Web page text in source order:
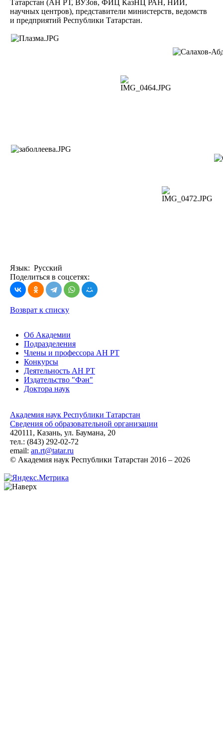
Татарстан (АН РТ, ВУЗов, ФИЦ КазНЦ РАН, НИИ,
научных центров), представители министерств, ведомств
и предприятий Республики Татарстан.
Язык: Русский
Поделиться в соцсетях:
Возврат к списку
Об Академии
Подразделения
Члены и профессора АН РТ
Конкурсы
Деятельность АН РТ
Издательство "Фән"
Доктора наук
Академия наук Республики Татарстан
Сведения об образовательной организации
420111, Казань, ул. Баумана, 20
тел.: (843) 292-02-72
email: an.rt@tatar.ru
© Академия наук Республики Татарстан 2016 – 2026